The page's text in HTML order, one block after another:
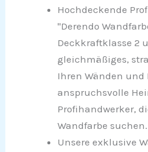
Hochdeckende
"Derendo
Deckkraftklasse 2
gleichmäßiges,
Ihren Wänden und
anspruchsvolle
Profihandwerker,
Wandfarbe suchen.
Unsere exklusive